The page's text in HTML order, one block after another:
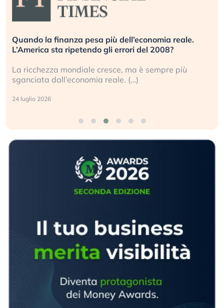
Quando la finanza pesa più dell’economia reale.
L’America sta ripetendo gli errori del 2008?
La ricchezza mondiale cresce, ma è sempre più
sganciata dall’economia reale. (…)
24 luglio 2026